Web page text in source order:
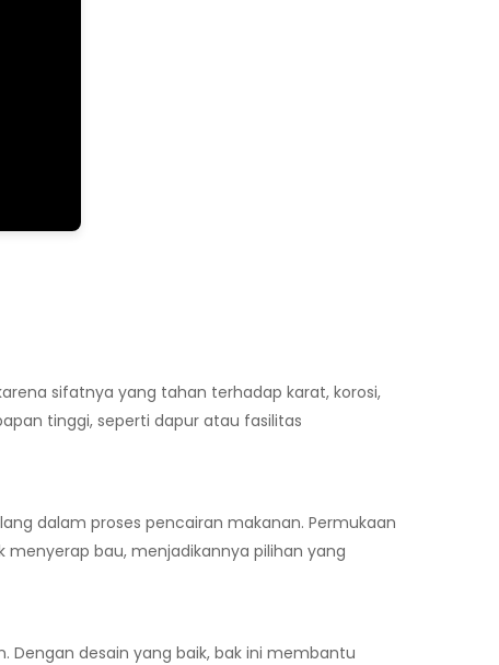
sifatnya yang tahan terhadap karat, korosi,
tinggi, seperti dapur atau fasilitas
dalam proses pencairan makanan. Permukaan
bau, menjadikannya pilihan yang
Dengan desain yang baik, bak ini membantu